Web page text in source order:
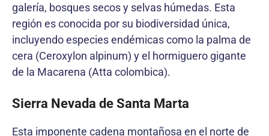
galería, bosques secos y selvas húmedas. Esta
región es conocida por su biodiversidad única,
incluyendo especies endémicas como la palma de
cera (Ceroxylon alpinum) y el hormiguero gigante
de la Macarena (Atta colombica).
Sierra Nevada de Santa Marta
Esta imponente cadena montañosa en el norte de